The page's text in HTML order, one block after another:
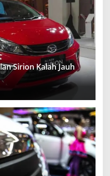
Sirion Kalah Jauh